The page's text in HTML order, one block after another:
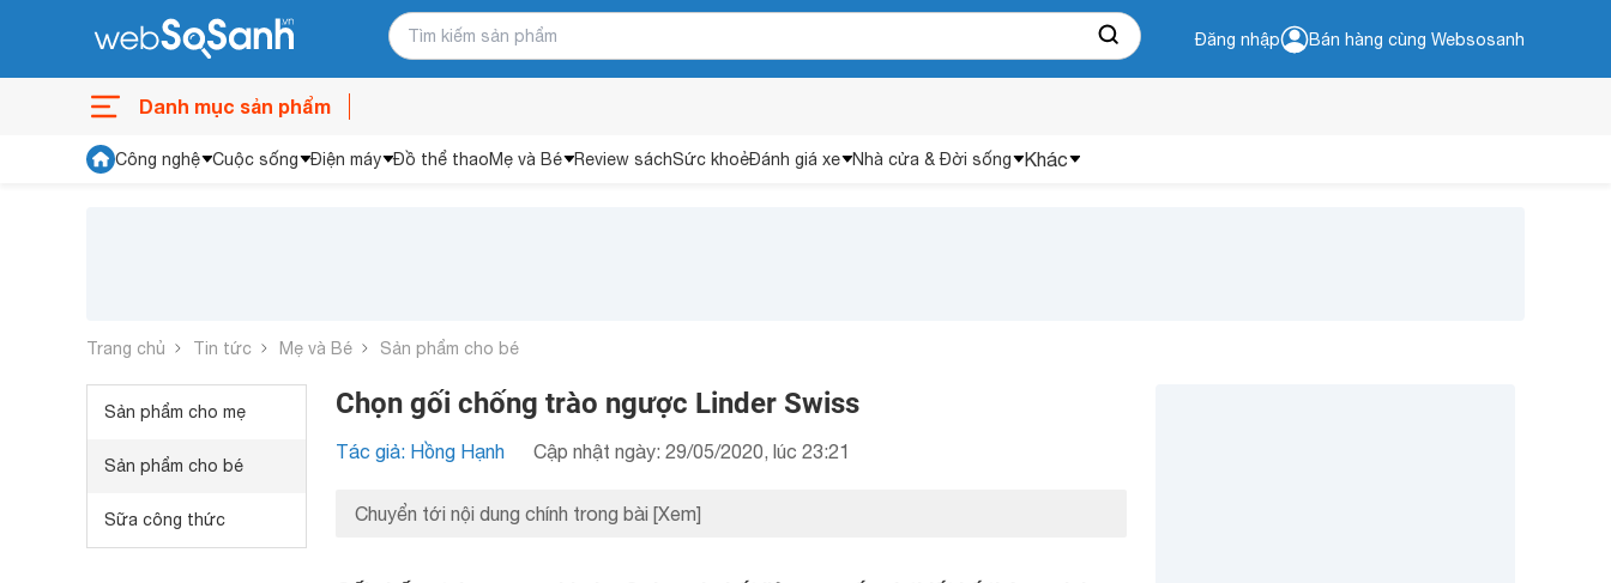
Đăng nhập Bán hàng cùng Websosanh
Danh mục sản phẩm
Công nghệ Cuộc sống Điện máy Đồ thể thaoMẹ và Bé Review sáchSức khoẻĐánh giá xe Nhà cửa & Đời sống Khác
Trang chủ Tin tức Mẹ và Bé Sản phẩm cho bé
Sản phẩm cho mẹ
Sản phẩm cho bé
Sữa công thức
Chọn gối chống trào ngược Linder Swiss
Tác giả: Hồng Hạnh Cập nhật ngày: 29/05/2020, lúc 23:21
Chuyển tới nội dung chính trong bài [Xem]